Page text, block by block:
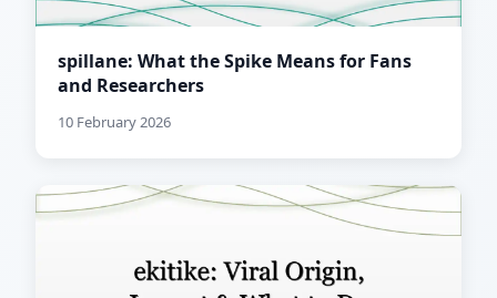
spillane: What the Spike Means for Fans
and Researchers
10 February 2026